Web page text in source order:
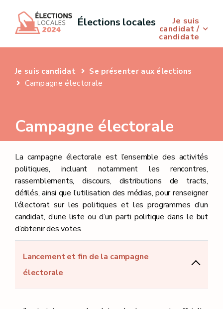
Je suis
candidat /
candidate
Élections locales
Je suis candidat Se présenter aux élections
Campagne électorale
Campagne électorale
La campagne électorale est l’ensemble des activités
politiques, incluant notamment les rencontres,
rassemblements, discours, distributions de tracts,
défilés, ainsi que l’utilisation des médias, pour renseigner
l’électorat sur les politiques et les programmes d’un
candidat, d’une liste ou d’un parti politique dans le but
d’obtenir des votes.
Lancement et fin de la campagne
électorale